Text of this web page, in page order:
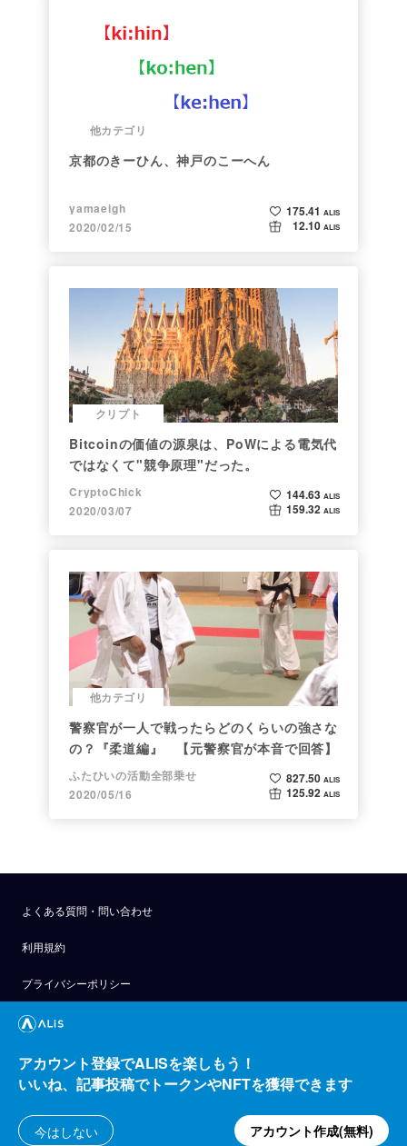
他カテゴリ
京都のきーひん、神戸のこーへん
yamaeigh
2020/02/15
175.41 ALIS
12.10 ALIS
クリプト
Bitcoinの価値の源泉は、PoWによる電気代
ではなくて"競争原理"だった。
CryptoChick
2020/03/07
144.63 ALIS
159.32 ALIS
他カテゴリ
警察官が一人で戦ったらどのくらいの強さな
の？『柔道編』 【元警察官が本音で回答】
ふたひいの活動全部乗せ
2020/05/16
827.50 ALIS
125.92 ALIS
よくある質問・問い合わせ
利用規約
プライバシーポリシー
公式アナウンス
技術ブログ
API
運営会社
アカウント登録でALISを楽しもう！
いいね、記事投稿でトークンやNFTを獲得できます
今はしない アカウント作成(無料)